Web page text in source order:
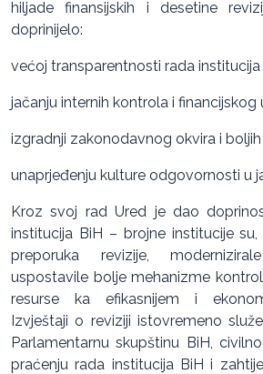
hiljade finansijskih i desetine
doprinijelo:
većoj transparentnosti rada institucija
jačanju internih kontrola i financijskog
izgradnji zakonodavnog okvira i
unaprjeđenju kulture odgovornosti u
Kroz svoj rad Ured je dao
institucija BiH – brojne institucije
preporuka revizije,
uspostavile bolje mehanizme
resurse ka efikasnijem i
Izvještaji o reviziji istovremeno
Parlamentarnu skupštinu BiH,
praćenju rada institucija BiH i